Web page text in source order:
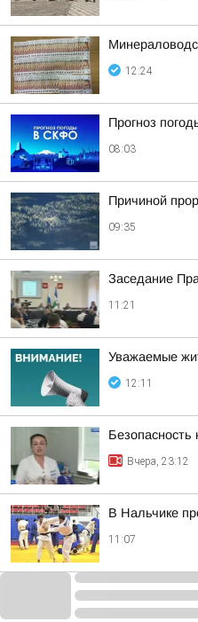
12:24
Прогноз
08:03
Причиной
09:35
Заседание
11:21
Уважаемые
12:11
Безопасность
Вчера, 23:12
В Нальчике
11:07